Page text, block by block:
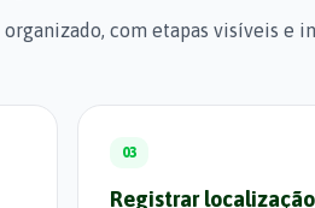
com etapas visíveis e
03
Registrar localização